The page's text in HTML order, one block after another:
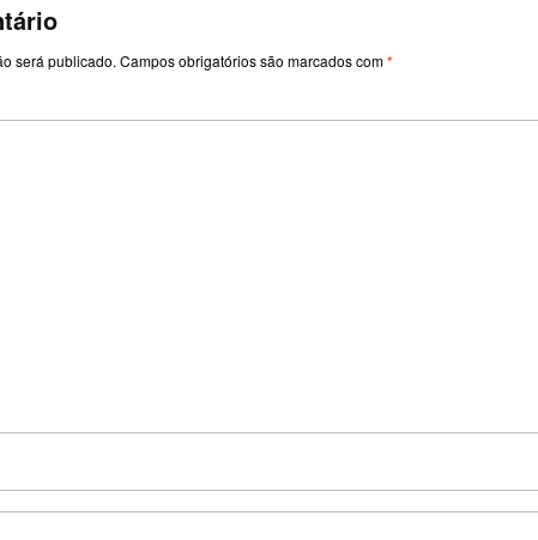
será publicado. Campos obrigatórios são marcados com*